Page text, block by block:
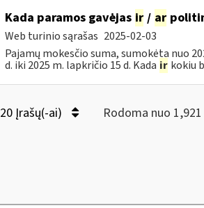
Kada paramos gavėjas ir/ ar
Web turinio sąrašas 2025-02-03
Pajamų mokesčio suma, sumokėta nuo
d. iki 2025 m. lapkričio 15 d. Kada ir kokiu
20 Įrašų(-ai) Rodoma nuo